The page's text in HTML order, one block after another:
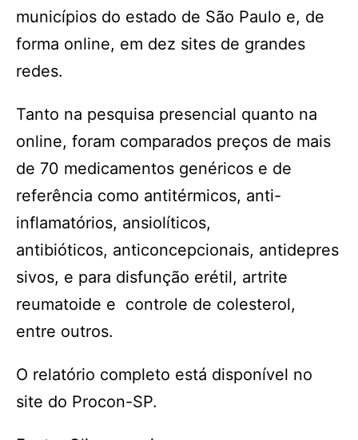
municípios do estado de São Paulo e, de
forma online, em dez sites de grandes
redes.
Tanto na pesquisa presencial quanto na
online, foram comparados preços de mais
de 70 medicamentos genéricos e de
referência como antitérmicos, anti-
inflamatórios, ansiolíticos,
antibióticos, anticoncepcionais, antidepres
sivos, e para disfunção erétil, artrite
reumatoide e controle de colesterol,
entre outros.
O relatório completo está disponível no
site do Procon-SP.